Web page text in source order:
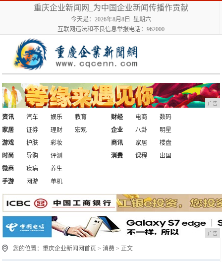
重庆企业新闻网_为中国企业新闻传播作贡献
今天是：2026年8月8日 星期六
互联网违法和不良信息举报电话：962000
广告
资讯 汽车 娱乐
教育
家居
证券 理财 宏观
财经 电商
数码
企业
八卦
明星
游戏
护肤
彩妆
时尚
导购 评测
商讯 家居
楼盘
消费
课程
出国
微商
疾病
养生
手游
网游 单机
广告
您的位置：重庆企业新闻网首页 >消费 > 正文